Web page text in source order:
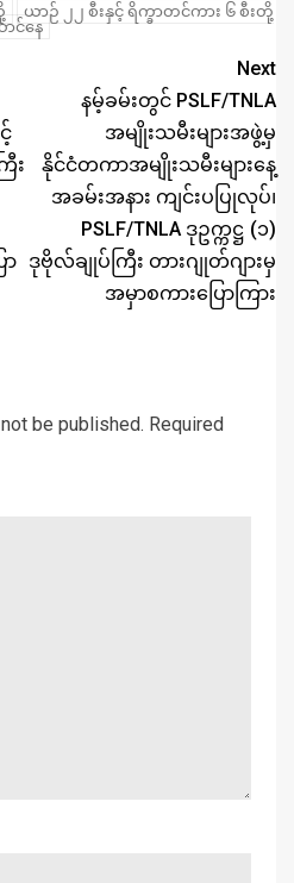
ယာဉ် ၂၂ စီးနှင့် ရိက္ခာတင်ကား ၆ စီးတို့
င်နေ
း
ာ
Next
နမ့်ခမ်းတွင် PSLF/TNLA
အမျိုးသမီးများအဖွဲ့မှ
နိုင်ငံတကာအမျိုးသမီးများနေ့
အခမ်းအနား ကျင်းပပြုလုပ်၊
PSLF/TNLA ဒုဥက္ကဋ္ဌ (၁)
ဒုဗိုလ်ချုပ်ကြီး တားဂျုတ်ဂျားမှ
အမှာစကားပြောကြား
be published. Required